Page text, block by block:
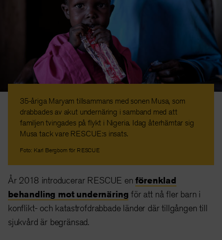
35-åriga Maryam tillsammans med sonen Musa, som
drabbades av akut undernäring i samband med att
familjen tvingades på flykt i Nigeria. Idag återhämtar sig
Musa tack vare RESCUE:s insats.
Foto: Karl Bergbom för RESCUE
År 2018 introducerar RESCUE enförenklad
behandling mot undernäring för att nå fler barn i
konflikt- och katastrofdrabbade länder där tillgången till
sjukvård är begränsad.